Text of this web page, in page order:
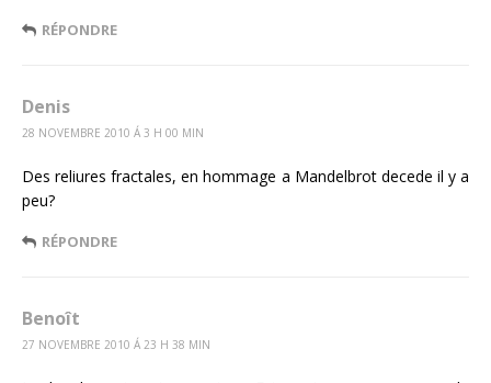
RÉPONDRE
Denis
28 NOVEMBRE 2010 Á 3 H 00 MIN
Des reliures fractales, en hommage a Mandelbrot decede il y a
peu?
RÉPONDRE
Benoît
27 NOVEMBRE 2010 Á 23 H 38 MIN